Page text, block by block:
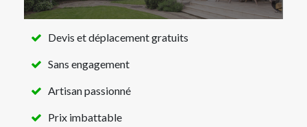
Devis et déplacement gratuits
Sans engagement
Artisan passionné
Prix imbattable